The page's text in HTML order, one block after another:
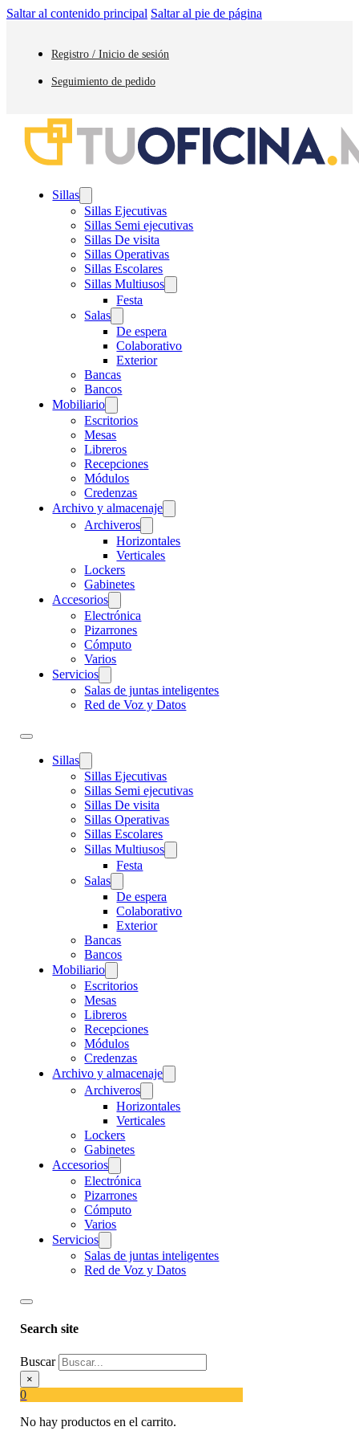
Saltar al contenido principal Saltar al pie de página
Registro / Inicio de sesión
Seguimiento de pedido
Sillas
Sillas Ejecutivas
Sillas Semi ejecutivas
Sillas De visita
Sillas Operativas
Sillas Escolares
Sillas Multiusos
Festa
Salas
De espera
Colaborativo
Exterior
Bancas
Bancos
Mobiliario
Escritorios
Mesas
Libreros
Recepciones
Módulos
Credenzas
Archivo y almacenaje
Archiveros
Horizontales
Verticales
Lockers
Gabinetes
Accesorios
Electrónica
Pizarrones
Cómputo
Varios
Servicios
Salas de juntas inteligentes
Red de Voz y Datos
Sillas
Sillas Ejecutivas
Sillas Semi ejecutivas
Sillas De visita
Sillas Operativas
Sillas Escolares
Sillas Multiusos
Festa
Salas
De espera
Colaborativo
Exterior
Bancas
Bancos
Mobiliario
Escritorios
Mesas
Libreros
Recepciones
Módulos
Credenzas
Archivo y almacenaje
Archiveros
Horizontales
Verticales
Lockers
Gabinetes
Accesorios
Electrónica
Pizarrones
Cómputo
Varios
Servicios
Salas de juntas inteligentes
Red de Voz y Datos
Search site
Buscar
×
0
No hay productos en el carrito.